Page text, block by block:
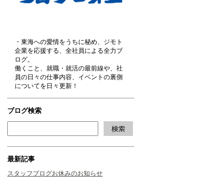
・東海への愛情をうちに秘め、ジモト
企業を応援する、全社員による全力ブ
ログ。
働くこと、就職・就活の最前線や、社
員の日々の仕事内容、イベントの裏側
についてを日々更新！
ブログ検索
最新記事
スタッフブログお休みのお知らせ